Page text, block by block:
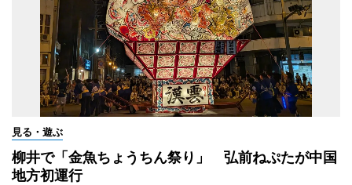
見る・遊ぶ
柳井で「金魚ちょうちん祭り」 弘前ねぷたが中国
地方初運行